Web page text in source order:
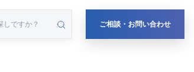
ご相談・お問い合わせ